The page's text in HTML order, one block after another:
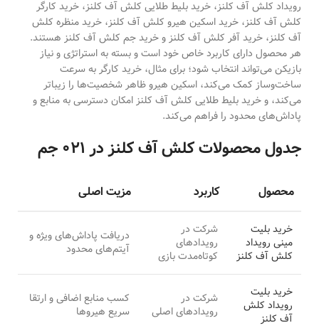
رویداد کلش آف کلنز، خرید بلیط طلایی کلش آف کلنز، خرید کارگر
کلش آف کلنز، خرید اسکین هیرو کلش آف کلنز، خرید منظره کلش
آف کلنز، خرید آفر کلش آف کلنز و خرید جم کلش آف کلنز هستند.
هر محصول دارای کاربرد خاص خود است و بسته به استراتژی و نیاز
بازیکن می‌تواند انتخاب شود؛ برای مثال، خرید کارگر به سرعت
ساخت‌وساز کمک می‌کند، اسکین هیرو ظاهر شخصیت‌ها را زیباتر
می‌کند، و خرید بلیط طلایی کلش آف کلنز امکان دسترسی به منابع و
پاداش‌های محدود را فراهم می‌کند.
جدول محصولات کلش آف کلنز در ۰۲۱ جم
محصول کاربرد مزیت اصلی
خرید بلیت
مینی رویداد
کلش آف کلنز
شرکت در
رویدادهای
کوتاه‌مدت بازی
دریافت پاداش‌های ویژه و
آیتم‌های محدود
خرید بلیت
رویداد کلش
آف کلنز
شرکت در
رویدادهای اصلی
کسب منابع اضافی و ارتقا
سریع هیروها